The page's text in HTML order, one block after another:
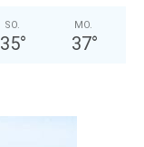
SO.
35°
MO.
37°